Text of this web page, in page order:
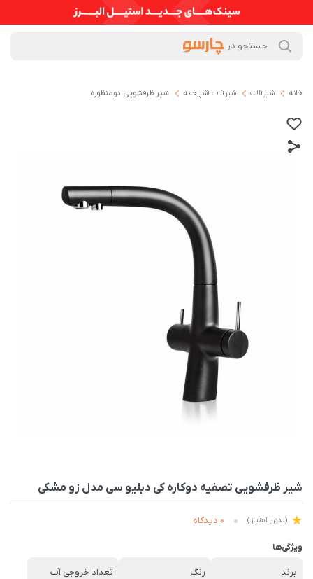
خانه شیرآلات شیرآلات آشپزخانه شیر ظرفشویی دومنظوره
شیر ظرفشویی تصفیه دوکاره کی دبلیو سی مدل زو مشکی
(بدون امتیاز) 0 دیدگاه
ویژگی‌ها
برند
رنگ
تعداد خروجی آب